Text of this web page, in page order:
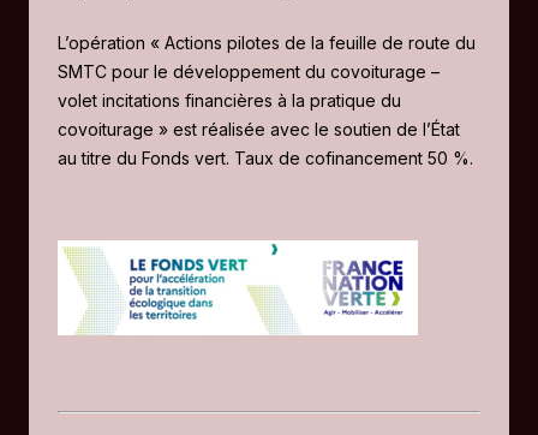
L’opération « Actions pilotes de la feuille de route du
SMTC pour le développement du covoiturage –
volet incitations financières à la pratique du
covoiturage » est réalisée avec le soutien de l’État
au titre du Fonds vert. Taux de cofinancement 50 %.